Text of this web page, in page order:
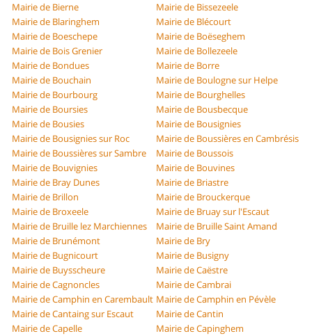
Mairie de Bierne
Mairie de Bissezeele
Mairie de Blaringhem
Mairie de Blécourt
Mairie de Boeschepe
Mairie de Boëseghem
Mairie de Bois Grenier
Mairie de Bollezeele
Mairie de Bondues
Mairie de Borre
Mairie de Bouchain
Mairie de Boulogne sur Helpe
Mairie de Bourbourg
Mairie de Bourghelles
Mairie de Boursies
Mairie de Bousbecque
Mairie de Bousies
Mairie de Bousignies
Mairie de Bousignies sur Roc
Mairie de Boussières en Cambrésis
Mairie de Boussières sur Sambre
Mairie de Boussois
Mairie de Bouvignies
Mairie de Bouvines
Mairie de Bray Dunes
Mairie de Briastre
Mairie de Brillon
Mairie de Brouckerque
Mairie de Broxeele
Mairie de Bruay sur l'Escaut
Mairie de Bruille lez Marchiennes
Mairie de Bruille Saint Amand
Mairie de Brunémont
Mairie de Bry
Mairie de Bugnicourt
Mairie de Busigny
Mairie de Buysscheure
Mairie de Caëstre
Mairie de Cagnoncles
Mairie de Cambrai
Mairie de Camphin en Carembault Mairie de Camphin en Pévèle
Mairie de Cantaing sur Escaut
Mairie de Cantin
Mairie de Capelle
Mairie de Capinghem